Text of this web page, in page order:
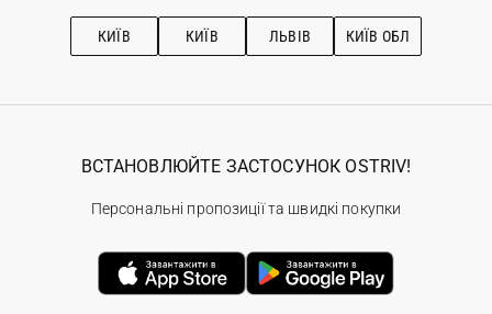
Рекомендації з догляду
КИЇВ КИЇВ ЛЬВІВ КИЇВ ОБЛ
ВСТАНОВЛЮЙТЕ ЗАСТОСУНОК OSTRIV!
Персональні пропозиції та швидкі покупки